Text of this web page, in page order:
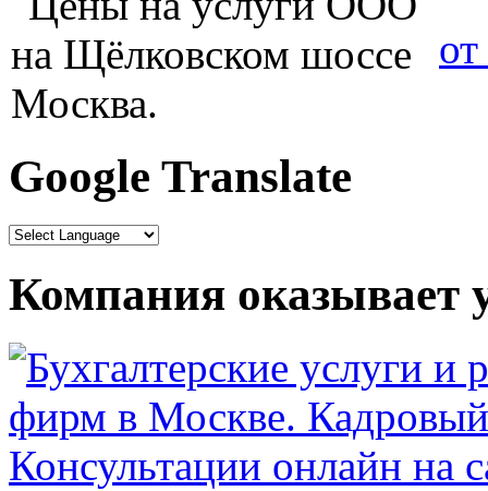
Google Translate
Компания оказывает